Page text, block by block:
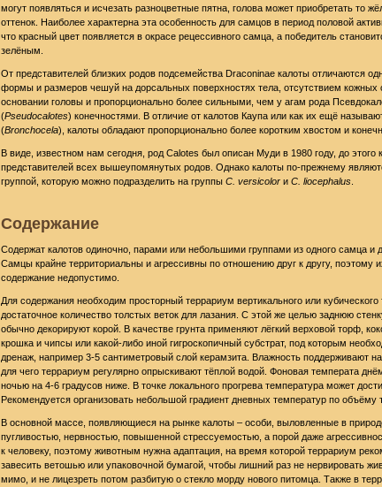
могут появляться и исчезать разноцветные пятна, голова может приобретать то
оттенок. Наиболее характерна эта особенность для самцов в период половой
что красный цвет появляется в окрасе рецессивного самца, а победитель
зелёным.
От представителей близких родов подсемейства Draconinae калоты отличаются
формы и размеров чешуй на дорсальных поверхностях тела, отсутствием кожных
основании головы и пропорционально более сильными, чем у агам рода
(Pseudocalotes) конечностями. В отличие от калотов Каупа или как их ещё
(Bronchocela), калоты обладают пропорционально более коротким хвостом и
В виде, известном нам сегодня, род Calotes был описан Муди в 1980 году, до этого
представителей всех вышеупомянутых родов. Однако калоты по-прежнему
группой, которую можно подразделить на группы C. versicolor и C. liocephalus
Содержание
Содержат калотов одиночно, парами или небольшими группами из одного самца и
Самцы крайне территориальны и агрессивны по отношению друг к другу, поэтому
содержание недопустимо.
Для содержания необходим просторный террариум вертикального или
достаточное количество толстых веток для лазания. С этой же целью заднюю
обычно декорируют корой. В качестве грунта применяют лёгкий верховой торф,
крошка и чипсы или какой-либо иной гигроскопичный субстрат, под которым
дренаж, например 3-5 сантиметровый слой керамзита. Влажность поддерживают
для чего террариум регулярно опрыскивают тёплой водой. Фоновая температа
ночью на 4-6 градусов ниже. В точке локального прогрева температура может
Рекомендуется организовать небольшой градиент дневных температур по объёму
В основной массе, появляющиеся на рынке калоты – особи, выловленные в
пугливостью, нервностью, повышенной стрессуемостью, а порой даже
к человеку, поэтому животным нужна адаптация, на время которой террариум
завесить ветошью или упаковочной бумагой, чтобы лишний раз не нервировать
мимо, и не лицезреть потом разбитую о стекло морду нового питомца. Также в